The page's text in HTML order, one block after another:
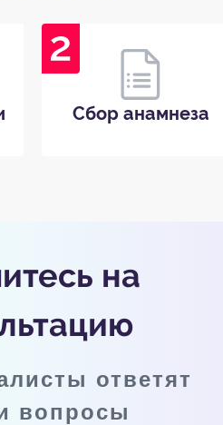
Сбор анамнеза
на
ответят
вопросы